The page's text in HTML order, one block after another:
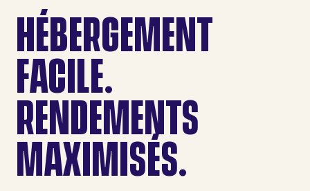
HÉBERGEMENT
FACILE.
RENDEMENTS
MAXIMISÉS.